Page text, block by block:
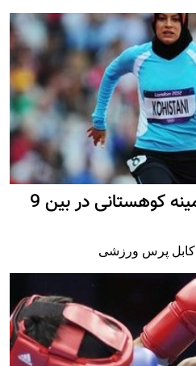
دوش صد متر زنان: تهمینه کوهستانی در بین 9
کابل پرس ورزشی